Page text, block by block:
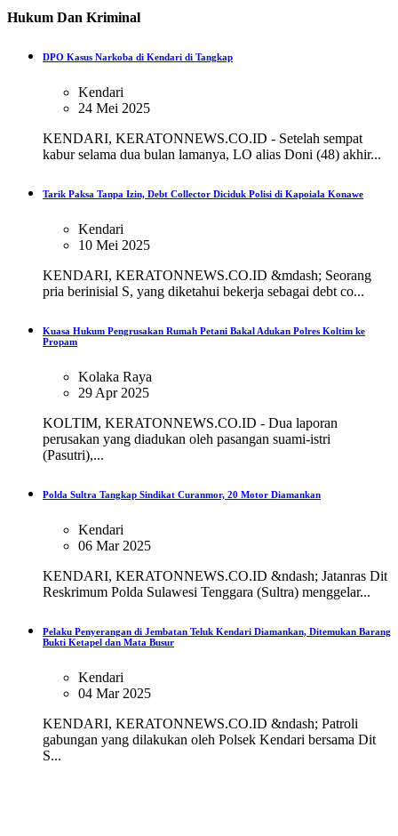
Hukum Dan Kriminal
DPO Kasus Narkoba di Kendari di Tangkap
Kendari
24 Mei 2025
KENDARI, KERATONNEWS.CO.ID - Setelah sempat
kabur selama dua bulan lamanya, LO alias Doni (48) akhir...
Tarik Paksa Tanpa Izin, Debt Collector Diciduk Polisi di Kapoiala Konawe
Kendari
10 Mei 2025
KENDARI, KERATONNEWS.CO.ID &mdash; Seorang
pria berinisial S, yang diketahui bekerja sebagai debt co...
Kuasa Hukum Pengrusakan Rumah Petani Bakal Adukan Polres Koltim ke
Propam
Kolaka Raya
29 Apr 2025
KOLTIM, KERATONNEWS.CO.ID - Dua laporan
perusakan yang diadukan oleh pasangan suami-istri
(Pasutri),...
Polda Sultra Tangkap Sindikat Curanmor, 20 Motor Diamankan
Kendari
06 Mar 2025
KENDARI, KERATONNEWS.CO.ID &ndash; Jatanras Dit
Reskrimum Polda Sulawesi Tenggara (Sultra) menggelar...
Pelaku Penyerangan di Jembatan Teluk Kendari Diamankan, Ditemukan Barang
Bukti Ketapel dan Mata Busur
Kendari
04 Mar 2025
KENDARI, KERATONNEWS.CO.ID &ndash; Patroli
gabungan yang dilakukan oleh Polsek Kendari bersama Dit
S...